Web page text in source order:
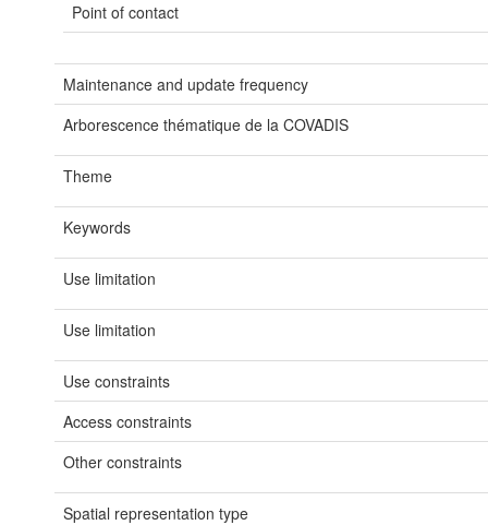
Point of contact
Maintenance and update frequency
Arborescence thématique de la COVADIS
Theme
Keywords
Use limitation
Use limitation
Use constraints
Access constraints
Other constraints
Spatial representation type